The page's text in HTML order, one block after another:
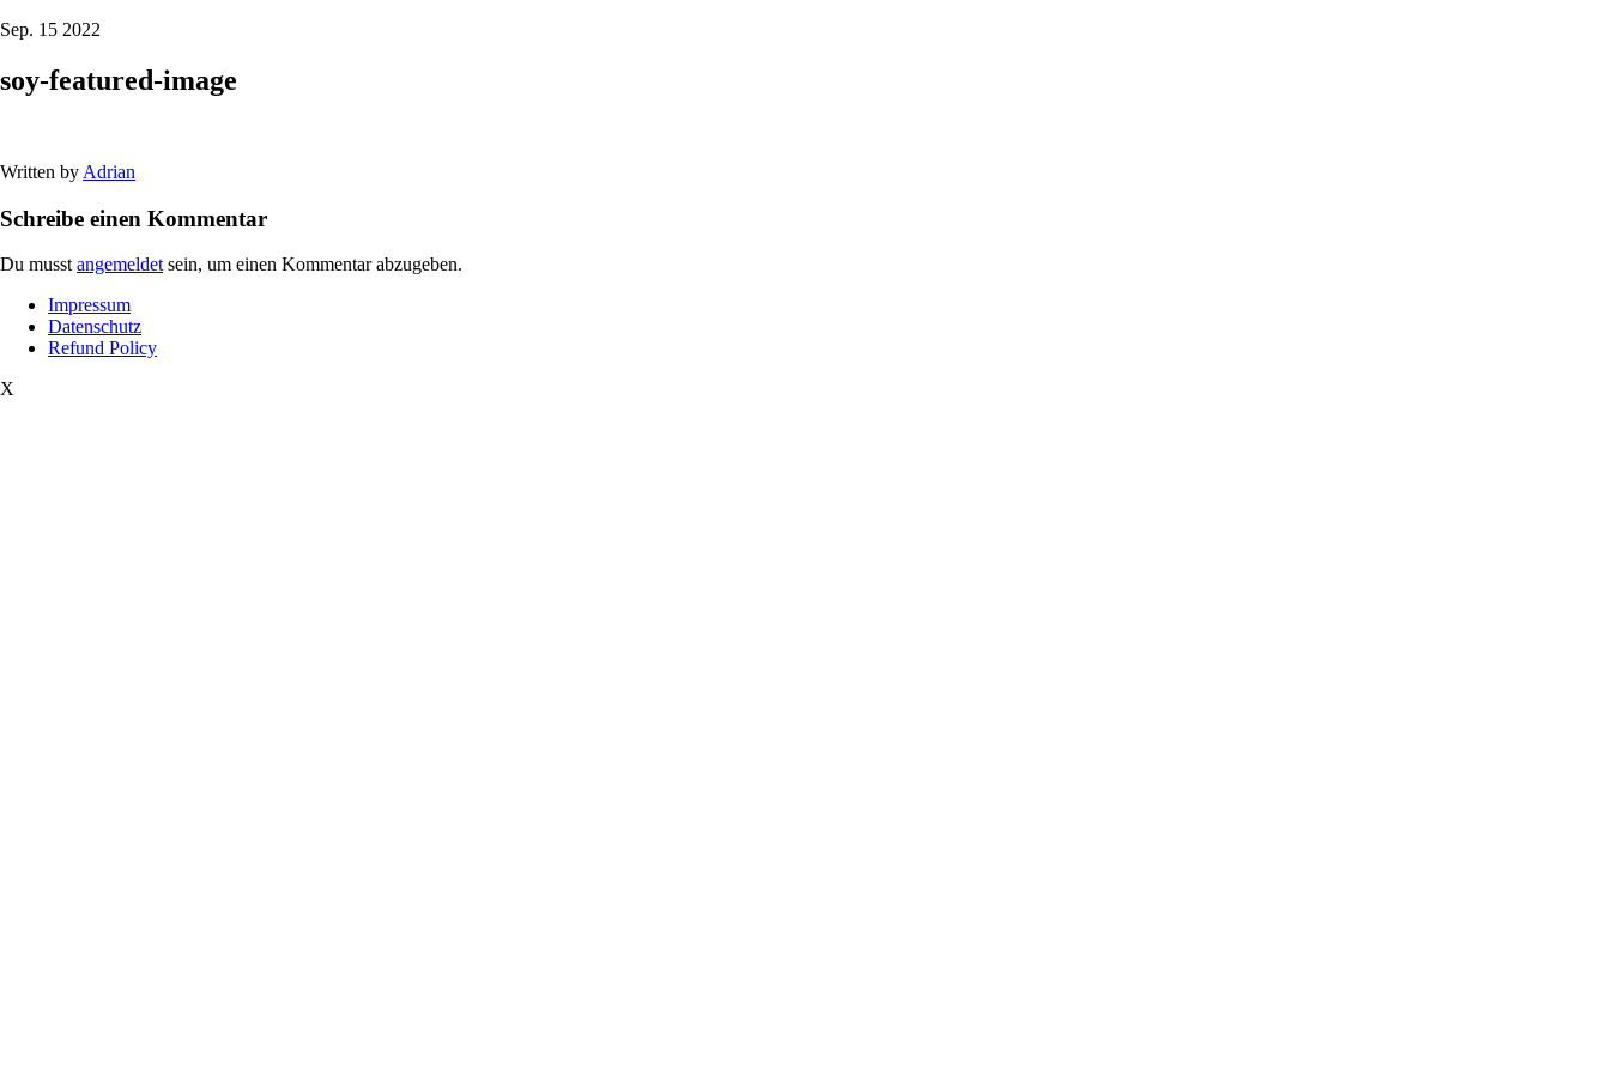
Sep. 15 2022
soy-featured-image
Written by Adrian
Schreibe einen Kommentar
Du musst angemeldet sein, um einen Kommentar abzugeben.
Impressum
Datenschutz
Refund Policy
X